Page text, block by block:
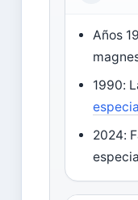
Años
1990:
2024: